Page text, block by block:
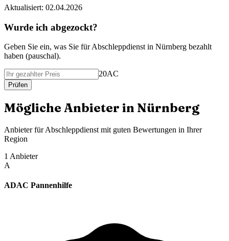
Aktualisiert: 02.04.2026
Wurde ich abgezockt?
Geben Sie ein, was Sie fürAbschleppdienst in Nürnberg bezahlt
haben (pauschal).
20AC
Prüfen
Mögliche Anbieter in Nürnberg
Anbieter fürAbschleppdienst mit guten Bewertungen in Ihrer
Region
1 Anbieter
A
ADAC Pannenhilfe